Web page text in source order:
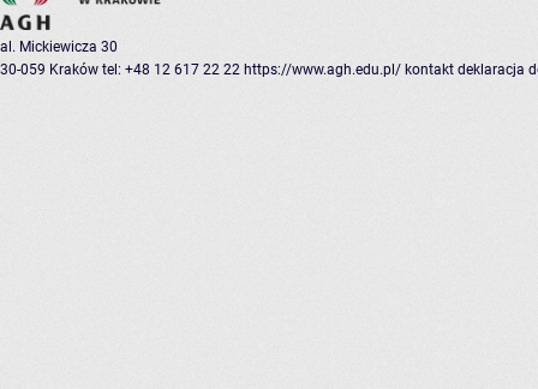
al. Mickiewicza 30
30-059 Kraków tel: +48 12 617 22 22 https://www.agh.edu.pl/ kontakt deklaracja